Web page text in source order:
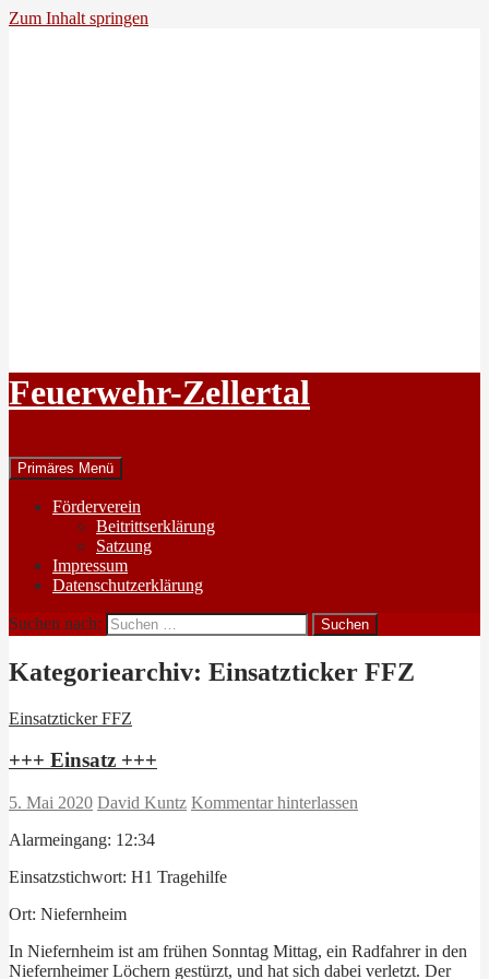
Zum Inhalt springen
Feuerwehr-Zellertal
Primäres Menü
Förderverein
Beitrittserklärung
Satzung
Impressum
Datenschutzerklärung
Suchen nach:
Kategoriearchiv: Einsatzticker FFZ
Einsatzticker FFZ
+++ Einsatz +++
5. Mai 2020 David Kuntz Kommentar hinterlassen
Alarmeingang: 12:34
Einsatzstichwort: H1 Tragehilfe
Ort: Niefernheim
In Niefernheim ist am frühen Sonntag Mittag, ein Radfahrer in den
Niefernheimer Löchern gestürzt, und hat sich dabei verletzt. Der